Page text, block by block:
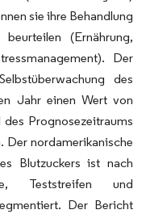
sie ihre Behandlung
(Ernährung,
Der
des
Jahr einen Wert von
Prognosezeitraums
Der nordamerikanische
Blutzuckers ist nach
Teststreifen und
Der Bericht